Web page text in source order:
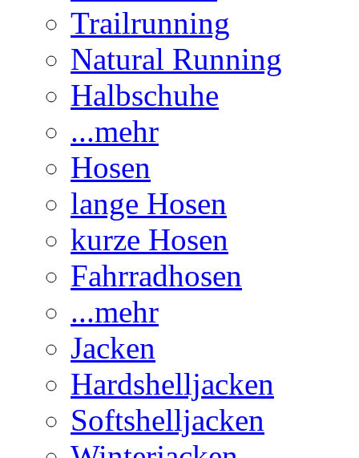
Trailrunning
Natural Running
Halbschuhe
...mehr
Hosen
lange Hosen
kurze Hosen
Fahrradhosen
...mehr
Jacken
Hardshelljacken
Softshelljacken